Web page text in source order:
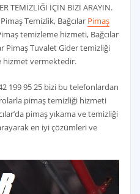
TEMİZLİĞİ İÇİN BİZİ ARAYIN.
Temizlik, Bağcılar Pimaş
temizleme hizmeti, Bağcılar
Pimaş Tuvalet Gider temizliği
hizmet vermektedir.
199 95 25 bizi bu telefonlardan
pimaş temizliği hizmeti
pimaş yıkama ve temizliği
en iyi çözümleri ve